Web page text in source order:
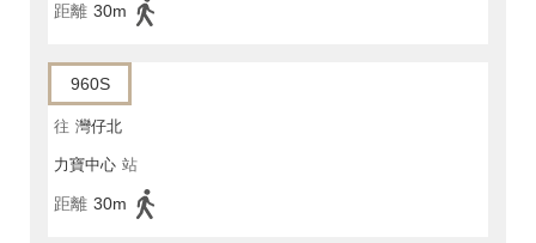
距離 30m
960S
往 灣仔北
力寶中心 站
距離 30m